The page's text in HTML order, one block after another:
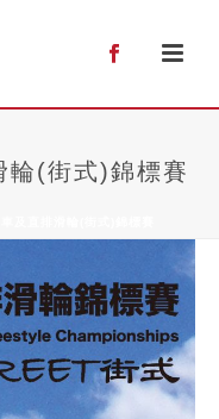
輪(街式)錦標賽